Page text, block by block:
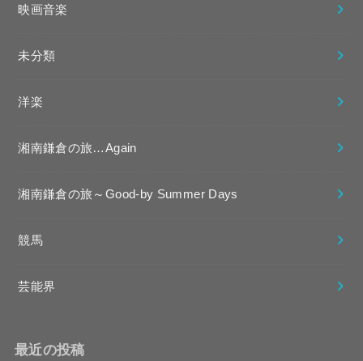
映画音楽
未分類
洋楽
湘南鎌倉の旅…Again
湘南鎌倉の旅～Good-by Summer Days
競馬
芸能界
最近の投稿